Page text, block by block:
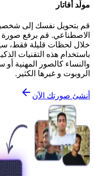
مولّد أفاتار
قم بتحويل نفسك إلى
الاصطناعي. قم برفع صورة
خلال لحظات قليلة فقط،
باستخدام هذه التقنيات
والنساء كالصور المهنية أو
الروبوت و غيرها الكثير.
أنشئ صورتك الآن